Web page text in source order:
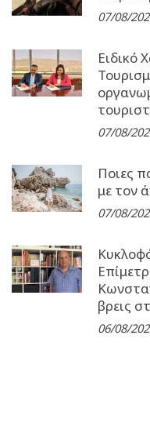
07/08/
Ειδικό
07/08/
Ποιες
με τον
07/08/
βρεις
06/08/